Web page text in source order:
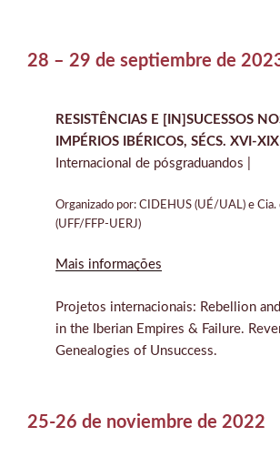
28 – 29 de septiembre de
RESISTÊNCIAS E [IN]SUCESSOS
IMPÉRIOS IBÉRICOS, SÉCS. XVI-XIX
Internacional de pósgraduandos |
Organizado por: CIDEHUS (UÉ/UAL) e Cia.
(UFF/FFP-UERJ)
Mais informações
Projetos internacionais: Rebellion
in the Iberian Empires & Failure.
Genealogies of Unsuccess.
25-26 de noviembre de 2022